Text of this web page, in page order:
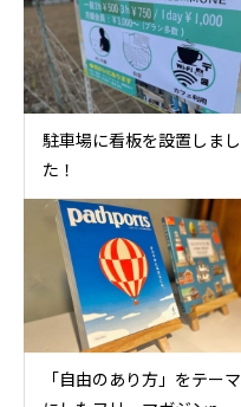
駐車場に看板を設置しまし
た！
「自由のあり方」をテーマ